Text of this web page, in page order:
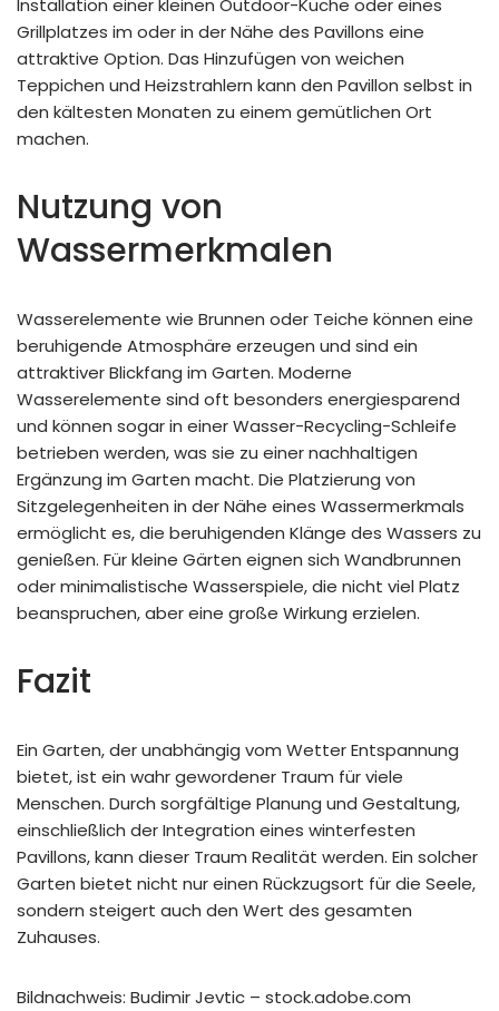
Installation einer kleinen Outdoor-Küche oder eines
Grillplatzes im oder in der Nähe des Pavillons eine
attraktive Option. Das Hinzufügen von weichen
Teppichen und Heizstrahlern kann den Pavillon selbst in
den kältesten Monaten zu einem gemütlichen Ort
machen.
Nutzung von
Wassermerkmalen
Wasserelemente wie Brunnen oder Teiche können eine
beruhigende Atmosphäre erzeugen und sind ein
attraktiver Blickfang im Garten. Moderne
Wasserelemente sind oft besonders energiesparend
und können sogar in einer Wasser-Recycling-Schleife
betrieben werden, was sie zu einer nachhaltigen
Ergänzung im Garten macht. Die Platzierung von
Sitzgelegenheiten in der Nähe eines Wassermerkmals
ermöglicht es, die beruhigenden Klänge des Wassers zu
genießen. Für kleine Gärten eignen sich Wandbrunnen
oder minimalistische Wasserspiele, die nicht viel Platz
beanspruchen, aber eine große Wirkung erzielen.
Fazit
Ein Garten, der unabhängig vom Wetter Entspannung
bietet, ist ein wahr gewordener Traum für viele
Menschen. Durch sorgfältige Planung und Gestaltung,
einschließlich der Integration eines winterfesten
Pavillons, kann dieser Traum Realität werden. Ein solcher
Garten bietet nicht nur einen Rückzugsort für die Seele,
sondern steigert auch den Wert des gesamten
Zuhauses.
Bildnachweis: Budimir Jevtic – stock.adobe.com